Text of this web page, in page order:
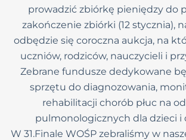
prowadzić zbiórkę pieniędzy do
zakończenie zbiórki (12 stycznia),
odbędzie się coroczna aukcja, na
uczniów, rodziców, nauczycieli i
Zebrane fundusze dedykowane
sprzętu do diagnozowania,
rehabilitacji chorób płuc na
pulmonologicznych dla dzieci i
W 31.Finale WOŚP zebraliśmy w